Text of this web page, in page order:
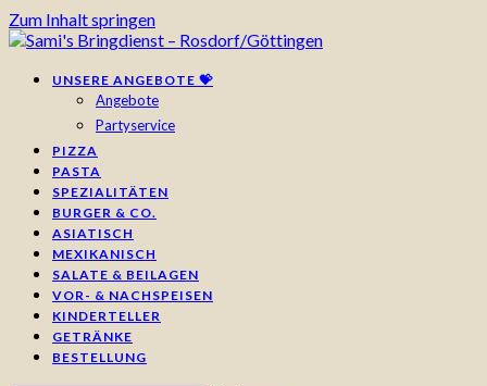
Zum Inhalt springen
UNSERE ANGEBOTE 💝
Angebote
Partyservice
PIZZA
PASTA
SPEZIALITÄTEN
BURGER & CO.
ASIATISCH
MEXIKANISCH
SALATE & BEILAGEN
VOR- & NACHSPEISEN
KINDERTELLER
GETRÄNKE
BESTELLUNG